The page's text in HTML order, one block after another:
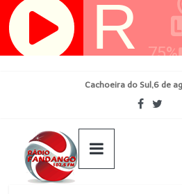
Pular
para
Cachoeira do Sul,6 de